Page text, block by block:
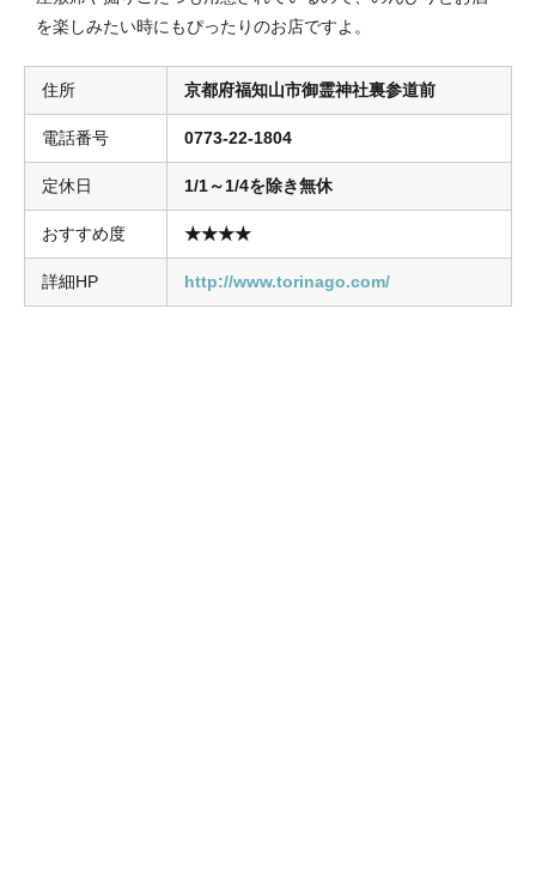
を楽しみたい時にもぴったりのお店ですよ。
住所 京都府福知山市御霊神社裏参道前
電話番号 0773-22-1804
定休日 1/1～1/4を除き無休
おすすめ度 ★★★★
詳細HP http://www.torinago.com/